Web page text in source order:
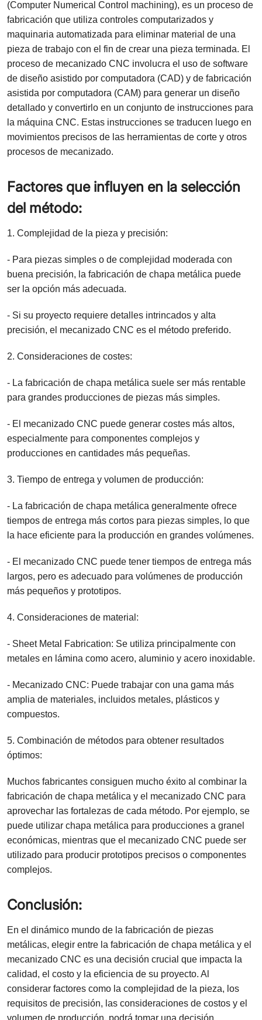
(Computer Numerical Control machining), es un proceso de
fabricación que utiliza controles computarizados y
maquinaria automatizada para eliminar material de una
pieza de trabajo con el fin de crear una pieza terminada. El
proceso de mecanizado CNC involucra el uso de software
de diseño asistido por computadora (CAD) y de fabricación
asistida por computadora (CAM) para generar un diseño
detallado y convertirlo en un conjunto de instrucciones para
la máquina CNC. Estas instrucciones se traducen luego en
movimientos precisos de las herramientas de corte y otros
procesos de mecanizado.
Factores que influyen en la selección
del método:
1. Complejidad de la pieza y precisión:
- Para piezas simples o de complejidad moderada con
buena precisión, la fabricación de chapa metálica puede
ser la opción más adecuada.
- Si su proyecto requiere detalles intrincados y alta
precisión, el mecanizado CNC es el método preferido.
2. Consideraciones de costes:
- La fabricación de chapa metálica suele ser más rentable
para grandes producciones de piezas más simples.
- El mecanizado CNC puede generar costes más altos,
especialmente para componentes complejos y
producciones en cantidades más pequeñas.
3. Tiempo de entrega y volumen de producción:
- La fabricación de chapa metálica generalmente ofrece
tiempos de entrega más cortos para piezas simples, lo que
la hace eficiente para la producción en grandes volúmenes.
- El mecanizado CNC puede tener tiempos de entrega más
largos, pero es adecuado para volúmenes de producción
más pequeños y prototipos.
4. Consideraciones de material:
- Sheet Metal Fabrication: Se utiliza principalmente con
metales en lámina como acero, aluminio y acero inoxidable.
- Mecanizado CNC: Puede trabajar con una gama más
amplia de materiales, incluidos metales, plásticos y
compuestos.
5. Combinación de métodos para obtener resultados
óptimos:
Muchos fabricantes consiguen mucho éxito al combinar la
fabricación de chapa metálica y el mecanizado CNC para
aprovechar las fortalezas de cada método. Por ejemplo, se
puede utilizar chapa metálica para producciones a granel
económicas, mientras que el mecanizado CNC puede ser
utilizado para producir prototipos precisos o componentes
complejos.
Conclusión:
En el dinámico mundo de la fabricación de piezas
metálicas, elegir entre la fabricación de chapa metálica y el
mecanizado CNC es una decisión crucial que impacta la
calidad, el costo y la eficiencia de su proyecto. Al
considerar factores como la complejidad de la pieza, los
requisitos de precisión, las consideraciones de costos y el
volumen de producción, podrá tomar una decisión